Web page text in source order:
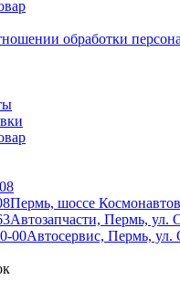
обработки
Пермь, шоссе
Автозапчасти, Пермь, ул.
00Автосервис, Пермь, ул.